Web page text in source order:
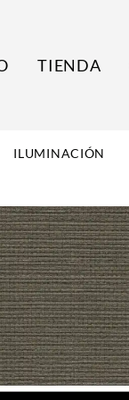
TIENDA
ILUMINACIÓN